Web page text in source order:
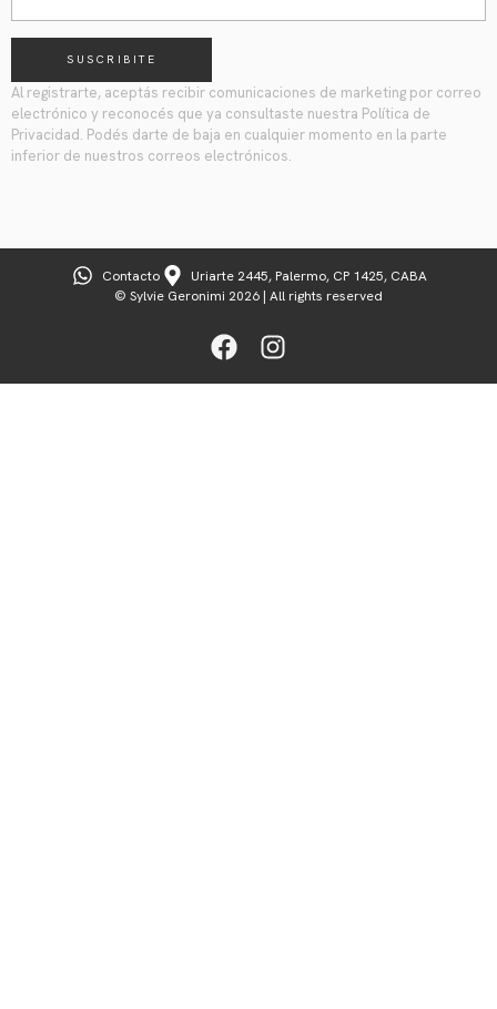
SUSCRIBITE
Al registrarte, aceptás recibir comunicaciones de marketing por correo
electrónico y reconocés que ya consultaste nuestra Política de
Privacidad. Podés darte de baja en cualquier momento en la parte
inferior de nuestros correos electrónicos.
Contacto
Uriarte 2445, Palermo, CP 1425, CABA
© Sylvie Geronimi 2026 | All rights reserved